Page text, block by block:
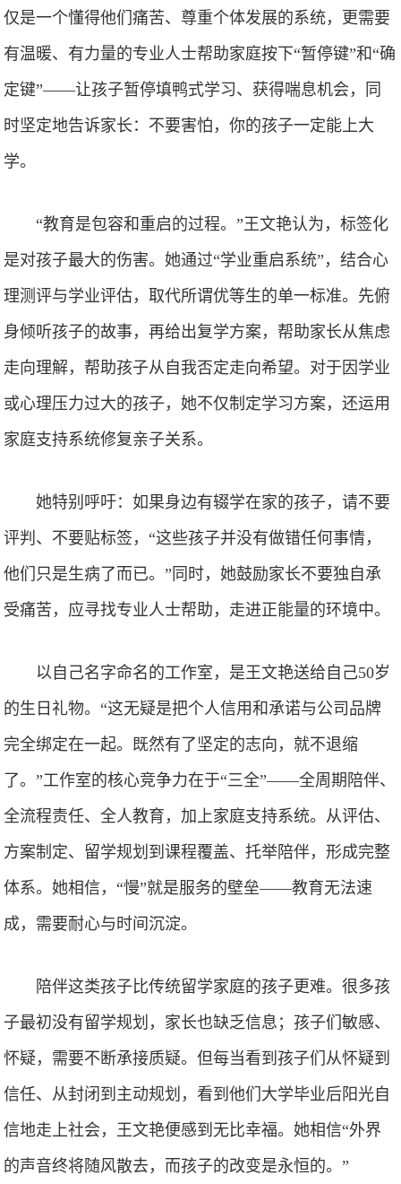
仅是一个懂得他们痛苦、尊重个体发展的系统，更需要
有温暖、有力量的专业人士帮助家庭按下“暂停键”和“确
定键”——让孩子暂停填鸭式学习、获得喘息机会，同
时坚定地告诉家长：不要害怕，你的孩子一定能上大
学。
“教育是包容和重启的过程。”王文艳认为，标签化
是对孩子最大的伤害。她通过“学业重启系统”，结合心
理测评与学业评估，取代所谓优等生的单一标准。先俯
身倾听孩子的故事，再给出复学方案，帮助家长从焦虑
走向理解，帮助孩子从自我否定走向希望。对于因学业
或心理压力过大的孩子，她不仅制定学习方案，还运用
家庭支持系统修复亲子关系。
她特别呼吁：如果身边有辍学在家的孩子，请不要
评判、不要贴标签，“这些孩子并没有做错任何事情，
他们只是生病了而已。”同时，她鼓励家长不要独自承
受痛苦，应寻找专业人士帮助，走进正能量的环境中。
以自己名字命名的工作室，是王文艳送给自己50岁
的生日礼物。“这无疑是把个人信用和承诺与公司品牌
完全绑定在一起。既然有了坚定的志向，就不退缩
了。”工作室的核心竞争力在于“三全”——全周期陪伴、
全流程责任、全人教育，加上家庭支持系统。从评估、
方案制定、留学规划到课程覆盖、托举陪伴，形成完整
体系。她相信，“慢”就是服务的壁垒——教育无法速
成，需要耐心与时间沉淀。
陪伴这类孩子比传统留学家庭的孩子更难。很多孩
子最初没有留学规划，家长也缺乏信息；孩子们敏感、
怀疑，需要不断承接质疑。但每当看到孩子们从怀疑到
信任、从封闭到主动规划，看到他们大学毕业后阳光自
信地走上社会，王文艳便感到无比幸福。她相信“外界
的声音终将随风散去，而孩子的改变是永恒的。”